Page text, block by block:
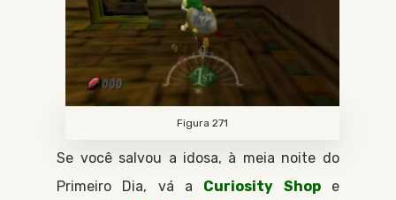
Figura 271
Se você salvou a idosa, à meia noite do
Primeiro Dia, vá a Curiosity Shope